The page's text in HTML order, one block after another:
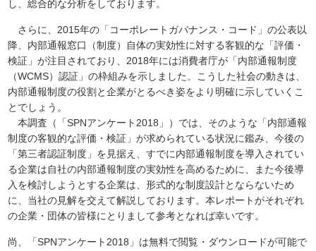
し、総合的な分析をしております。
さらに、2015年の「コーポレートガバナンス・コード」の公表以
降、内部通報窓口（制度）自体の実効性に対する客観的な「評価・
検証」が注目されており、2018年には消費者庁が「内部通報制度
（WCMS）認証」の枠組みを示しました。こうした社会の動きは、
内部通報制度の役割と企業がとるべき姿をより明確に示していくこ
とでしょう。
本調査（「SPNアンケート2018」）では、そのような「内部通報
制度の客観的な評価・検証」が求められている状況に鑑み、今後の
「第三者認証制度」を見据え、すでに内部通報制度を導入されてい
る企業は自社の内部通報制度の実効性を高めるために、また今後導
入を検討しようとする企業は、形式的な制度設計とならないため
に、当社の見解を交えて解説しております。本レポートがそれぞれ
の企業・団体の皆様にとりまして参考となれば幸いです。
尚、「SPNアンケート2018」は無料で閲覧・ダウンロードが可能で